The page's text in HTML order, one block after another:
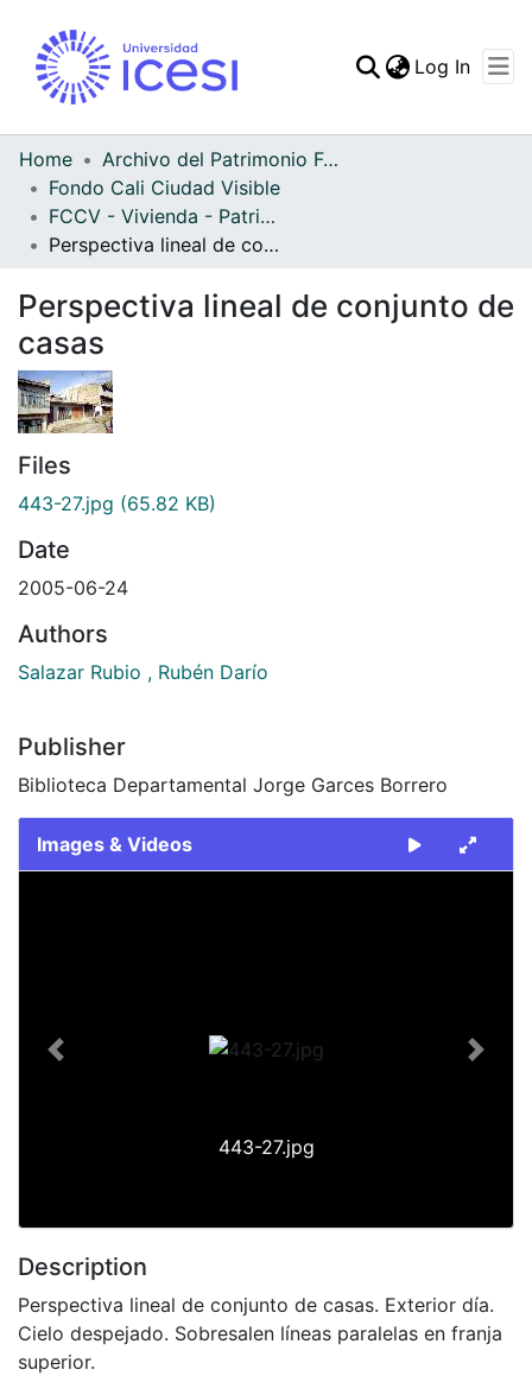
Log In
Home
Archivo del Patrimonio Fotográfico y Fílmico del Valle del Cauca
Fondo Cali Ciudad Visible
FCCV - Vivienda - Patrimonial
Perspectiva lineal de conjunto de casas
Perspectiva lineal de conjunto de
casas
Files
443-27.jpg (65.82 KB)
Date
2005-06-24
Authors
Salazar Rubio , Rubén Darío
Publisher
Biblioteca Departamental Jorge Garces Borrero
Images & Videos
443-27.jpg
Previous Next
Description
Perspectiva lineal de conjunto de casas. Exterior día.
Cielo despejado. Sobresalen líneas paralelas en franja
superior.